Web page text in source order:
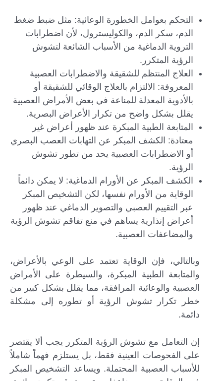
التحكم بعوامل الخطورة الوعائية: مثل ضبط ضغط
الدم، سكر الدم، والكوليسترول، لأن اضطرابات
التروية الدماغية من الأسباب الشائعة لتشوش
الرؤية المتكرر.
العلاج المنتظم للشقيقة والاضطرابات العصبية
المعروفة: الالتزام بالعلاج الوقائي للشقيقة أو
بالأدوية المعدلة للمناعة في بعض الأمراض العصبية
يقلل بشكل واضح من تكرار الأعراض البصرية.
المتابعة الطبية المبكرة عند ظهور أعراض غير
معتادة: الكشف المبكر عن التهابات العصب البصري
أو الاضطرابات العصبية يحد من تطور تشوش
الرؤية.
الكشف المبكر عن الأورام الدماغية: لا يمكن دائماً
الوقاية من الأورام نفسها، لكن التشخيص المبكر
عبر التقييم العصبي والتصوير الدماغي عند ظهور
أعراض إنذارية يساهم في منع تفاقم تشوش الرؤية
والمضاعفات العصبية.
وبالتالي، فإن الوقاية تعتمد على الوعي بالأعراض،
والمتابعة الطبية المبكرة، والسيطرة على الأمراض
العصبية والوعائية المرافقة، مما يقلل بشكل كبير من
خطر تكرار تشوش الرؤية أو تطوره إلى مشكلة
دائمة.
إن التعامل مع تشوش الرؤية المتكرر يجب ألا يقتصر
على الفحوصات العينية فقط، بل يستلزم فهماً شاملاً
للأسباب العصبية المحتملة. ويساعد التشخيص المبكر